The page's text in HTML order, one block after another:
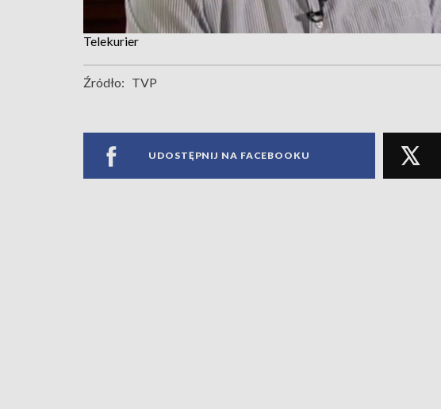
Telekurier
Źródło: TVP
UDOSTĘPNIJ NA FACEBOOKU